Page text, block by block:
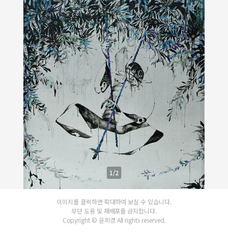
1/2
이미지를 클릭하면 확대하여 보실 수 있습니다.
무단 도용 및 재배포를 금지합니다.
Copyright © 윤희경 All rights reserved.